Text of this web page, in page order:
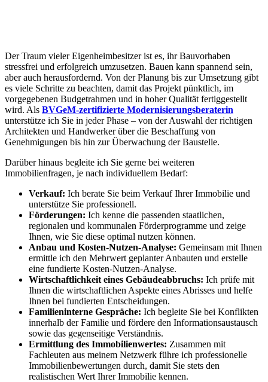
Der Traum vieler Eigenheimbesitzer ist es, ihr Bauvorhaben
stressfrei und erfolgreich umzusetzen. Bauen kann spannend sein,
aber auch herausfordernd. Von der Planung bis zur Umsetzung gibt
es viele Schritte zu beachten, damit das Projekt pünktlich, im
vorgegebenen Budgetrahmen und in hoher Qualität fertiggestellt
wird. Als BVGeM-zertifizierte Modernisierungsberaterin
unterstütze ich Sie in jeder Phase – von der Auswahl der richtigen
Architekten und Handwerker über die Beschaffung von
Genehmigungen bis hin zur Überwachung der Baustelle.
Darüber hinaus begleite ich Sie gerne bei weiteren
Immobilienfragen, je nach individuellem Bedarf:
Verkauf: Ich berate Sie beim Verkauf Ihrer Immobilie und
unterstütze Sie professionell.
Förderungen: Ich kenne die passenden staatlichen,
regionalen und kommunalen Förderprogramme und zeige
Ihnen, wie Sie diese optimal nutzen können.
Anbau und Kosten-Nutzen-Analyse: Gemeinsam mit Ihnen
ermittle ich den Mehrwert geplanter Anbauten und erstelle
eine fundierte Kosten-Nutzen-Analyse.
Wirtschaftlichkeit eines Gebäudeabbruchs: Ich prüfe mit
Ihnen die wirtschaftlichen Aspekte eines Abrisses und helfe
Ihnen bei fundierten Entscheidungen.
Familieninterne Gespräche: Ich begleite Sie bei Konflikten
innerhalb der Familie und fördere den Informationsaustausch
sowie das gegenseitige Verständnis.
Ermittlung des Immobilienwertes: Zusammen mit
Fachleuten aus meinem Netzwerk führe ich professionelle
Immobilienbewertungen durch, damit Sie stets den
realistischen Wert Ihrer Immobilie kennen.